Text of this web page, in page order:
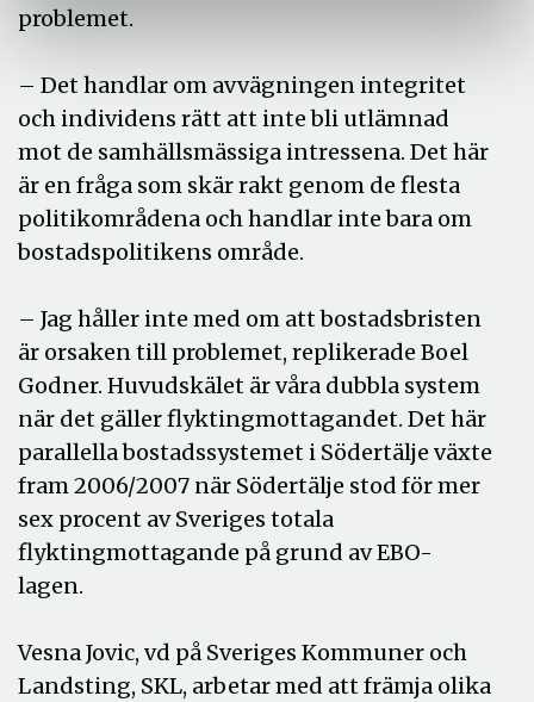
problemet.
– Det handlar om avvägningen integritet
och individens rätt att inte bli utlämnad
mot de samhällsmässiga intressena. Det här
är en fråga som skär rakt genom de flesta
politikområdena och handlar inte bara om
bostadspolitikens område.
– Jag håller inte med om att bostadsbristen
är orsaken till problemet, replikerade Boel
Godner. Huvudskälet är våra dubbla system
när det gäller flyktingmottagandet. Det här
parallella bostadssystemet i Södertälje växte
fram 2006/2007 när Södertälje stod för mer
sex procent av Sveriges totala
flyktingmottagande på grund av EBO-
lagen.
Vesna Jovic, vd på Sveriges Kommuner och
Landsting, SKL, arbetar med att främja olika